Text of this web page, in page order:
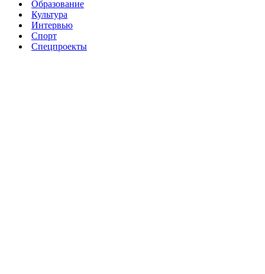
Образование
Культура
Интервью
Спорт
Спецпроекты